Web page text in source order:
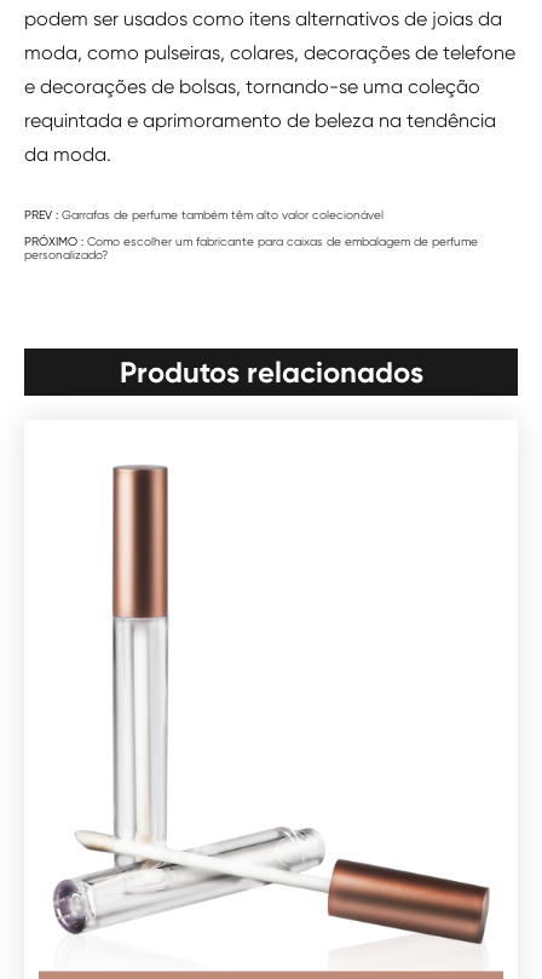
podem ser usados como itens alternativos de joias da
moda, como pulseiras, colares, decorações de telefone
e decorações de bolsas, tornando-se uma coleção
requintada e aprimoramento de beleza na tendência
da moda.
PREV : Garrafas de perfume também têm alto valor colecionável
PRÓXIMO : Como escolher um fabricante para caixas de embalagem de perfume
personalizado?
Produtos relacionados